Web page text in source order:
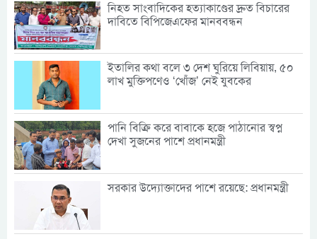
নিহত সাংবাদিকের হত্যাকাণ্ডের দ্রুত বিচারের
দাবিতে বিপিজেএফের মানববন্ধন
ইতালির কথা বলে ৩ দেশ ঘুরিয়ে লিবিয়ায়, ৫০
লাখ মুক্তিপণেও ‘খোঁজ’ নেই যুবকের
পানি বিক্রি করে বাবাকে হজে পাঠানোর স্বপ্ন
দেখা সুজনের পাশে প্রধানমন্ত্রী
সরকার উদ্যোক্তাদের পাশে রয়েছে: প্রধানমন্ত্রী